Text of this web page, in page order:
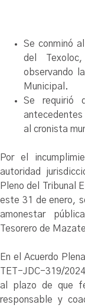
Se conminó
del
observando
Municipal.
Se requirió
al cronista
Por el
autoridad
Pleno del Tribunal
este 31 de enero,
amonestar
Tesorero de
En el Acuerdo
TET-JDC-319/
al plazo de que
responsable y